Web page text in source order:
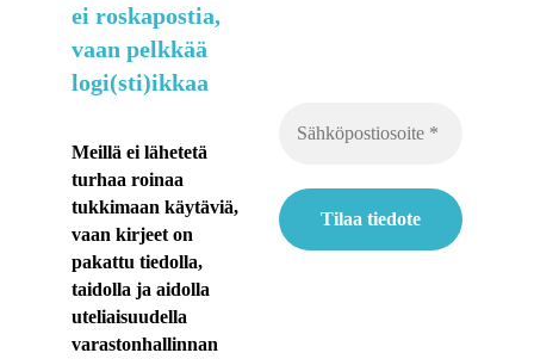
a
k
ei roskapostia,
vaan pelkkää
logi(sti)ikkaa
Meillä ei lähetetä
turhaa roinaa
tukkimaan käytäviä,
vaan kirjeet on
pakattu tiedolla,
taidolla ja aidolla
uteliaisuudella
varastonhallinnan